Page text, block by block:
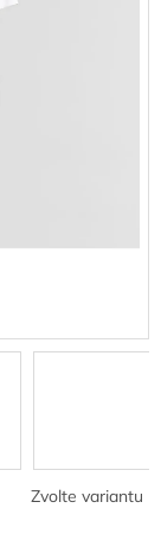
Zvolte variantu